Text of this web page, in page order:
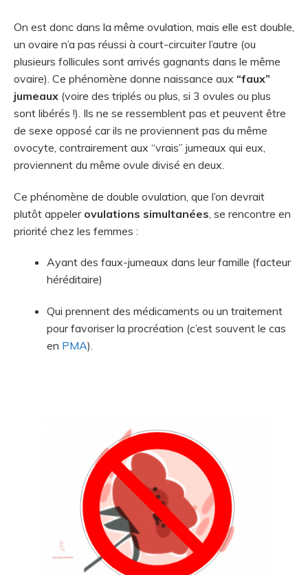
On est donc dans la même ovulation, mais elle est double,
un ovaire n’a pas réussi à court-circuiter l’autre (ou
plusieurs follicules sont arrivés gagnants dans le même
ovaire). Ce phénomène donne naissance aux “faux”
jumeaux (voire des triplés ou plus, si 3 ovules ou plus
sont libérés !). Ils ne se ressemblent pas et peuvent être
de sexe opposé car ils ne proviennent pas du même
ovocyte, contrairement aux “vrais” jumeaux qui eux,
proviennent du même ovule divisé en deux.
Ce phénomène de double ovulation, que l’on devrait
plutôt appeler ovulations simultanées , se rencontre en
priorité chez les femmes :
Ayant des faux-jumeaux dans leur famille (facteur
héréditaire)
Qui prennent des médicaments ou un traitement
pour favoriser la procréation (c’est souvent le cas
en PMA).